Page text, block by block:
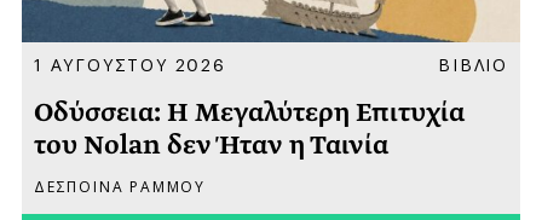
1 ΑΥΓΟΥΣΤΟΥ 2026 ΒΙΒΛΙΟ
Οδύσσεια: Η Μεγαλύτερη Επιτυχία
του Nolan δεν Ήταν η Ταινία
ΔΕΣΠΟΙΝΑ ΡΑΜΜΟΥ